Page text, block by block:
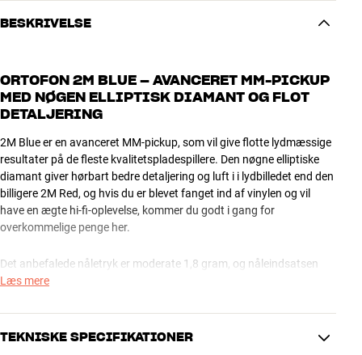
BESKRIVELSE
ORTOFON 2M BLUE – AVANCERET MM-PICKUP
MED NØGEN ELLIPTISK DIAMANT OG FLOT
DETALJERING
2M Blue er en avanceret MM-pickup, som vil give flotte lydmæssige
resultater på de fleste kvalitetspladespillere. Den nøgne elliptiske
diamant giver hørbart bedre detaljering og luft i i lydbilledet end den
billigere 2M Red, og hvis du er blevet fanget ind af vinylen og vil
have en ægte hi-fi-oplevelse, kommer du godt i gang for
overkommelige penge her.
Det anbefalede nåletryk er moderate 1,8 gram, og nåleindsatsen
kan udskiftes separat til gavn for din tegnebog på den lange bane.
lyden fra din 2M Red, kan du i et snuptag opgradere den med en
nåleindsats fra 2M Blue.
Læs mere
TEKNISKE SPECIFIKATIONER